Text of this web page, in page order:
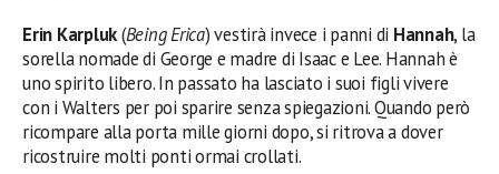
Erin Karpluk(Being Erica) vestirà invece i panni di Hannah, la
sorella nomade di George e madre di Isaac e Lee. Hannah è
uno spirito libero. In passato ha lasciato i suoi figli vivere
con i Walters per poi sparire senza spiegazioni. Quando però
ricompare alla porta mille giorni dopo, si ritrova a dover
ricostruire molti ponti ormai crollati.